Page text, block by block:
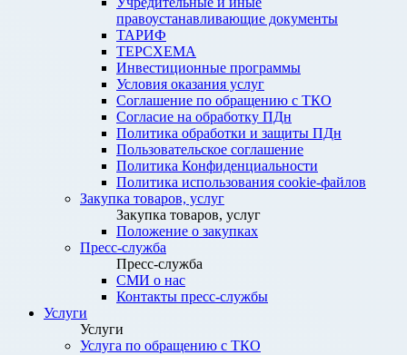
правоустанавливающие документы
ТАРИФ
ТЕРСХЕМА
Инвестиционные программы
Условия оказания услуг
Соглашение по обращению с ТКО
Согласие на обработку ПДн
Политика обработки и защиты ПДн
Пользовательское соглашение
Политика Конфиденциальности
Политика использования cookie-файлов
Закупка товаров, услуг
Закупка товаров, услуг
Положение о закупках
Пресс-служба
Пресс-служба
СМИ о нас
Контакты пресс-службы
Услуги
Услуги
Услуга по обращению с ТКО